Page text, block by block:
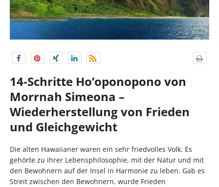
14-Schritte Ho’oponopono von
Morrnah Simeona –
Wiederherstellung von Frieden
und Gleichgewicht
Die alten Hawaiianer waren ein sehr friedvolles Volk. Es
gehörte zu ihrer Lebensphilosophie, mit der Natur und mit
den Bewohnern auf der Insel in Harmonie zu leben. Gab es
Streit zwischen den Bewohnern, wurde Frieden